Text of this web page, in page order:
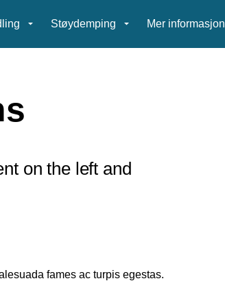
Støydemping Mer informasjon
on the left and
fames ac turpis egestas.